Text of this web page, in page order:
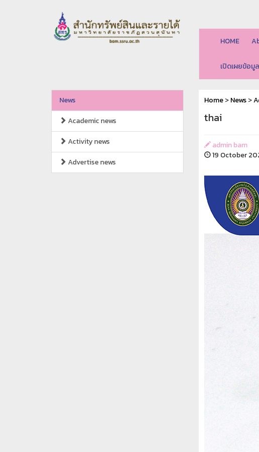
HOME
เปิดเผยข้อมู
News
Academic news
Activity news
Advertise news
Home>News>
thai
admin bam
19 October